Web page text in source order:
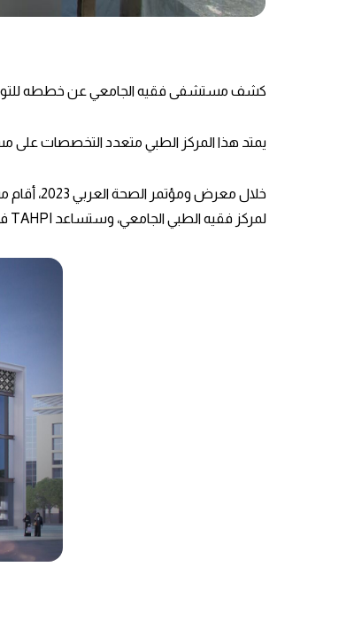
كشف مستشفى فقيه الجامعي عن خططه للتوسع
يمتد هذا المركز الطبي متعدد التخصصات على مساحة 75000 قدم مربع ويقع في شارع الشيخ زايد ، ويقدم مجموعة واسعة من الخدمات لجميع
لمركز فقيه الطبي الجامعي، وستساعد TAHPI في تحقيق هذا المشروع.